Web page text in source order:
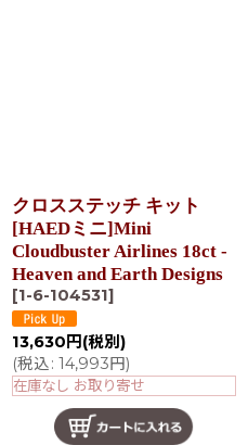
クロスステッチ キット
[HAEDミニ]Mini
Cloudbuster Airlines 18ct -
Heaven and Earth Designs
[1-6-104531]
13,630 円 (税別)
(税込: 14,993円)
在庫なし お取り寄せ